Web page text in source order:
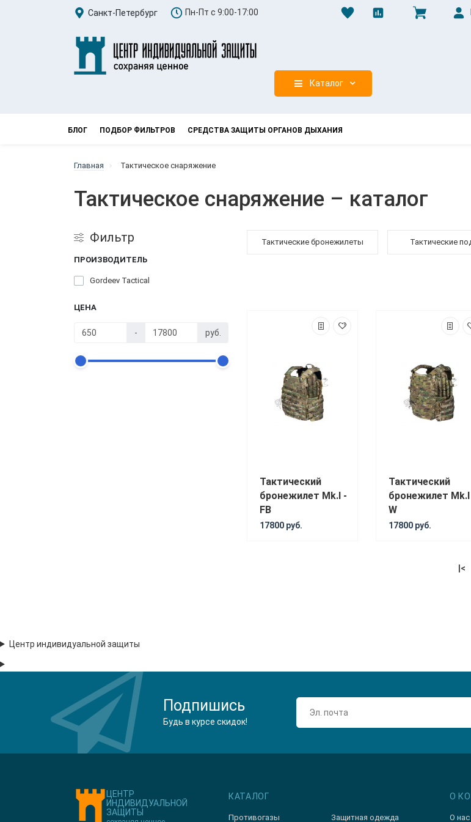
Санкт-Петербург Пн-Пт с 9:00-17:00
Каталог
БЛОГ ПОДБОР ФИЛЬТРОВ СРЕДСТВА ЗАЩИТЫ ОРГАНОВ ДЫХАНИЯ
Главная Тактическое снаряжение
Тактическое снаряжение – каталог
Фильтр
ПРОИЗВОДИТЕЛЬ
Gordeev Tactical
ЦЕНА
- руб.
Тактические бронежилеты Тактические
Тактический
бронежилет Mk.I -
FB
17800 руб.
Тактический
бронежилет Mk.I
W
17800 руб.
|<
Центр индивидуальной защиты
Подпишись
Будь в курсе скидок!
ЦЕНТР
ИНДИВИДУАЛЬНОЙ
ЗАЩИТЫ
КАТАЛОГ
Противогазы Защитная одежда
О
О нас